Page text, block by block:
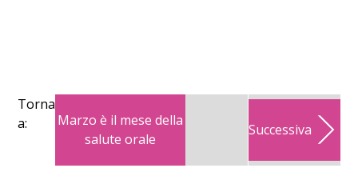
Torna
a:
Marzo è il mese della
salute orale
Successiva